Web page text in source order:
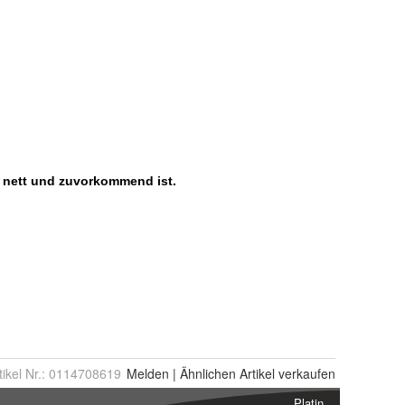
Nr.: 0114708619 Melden | Ähnlichen Artikel verkaufen